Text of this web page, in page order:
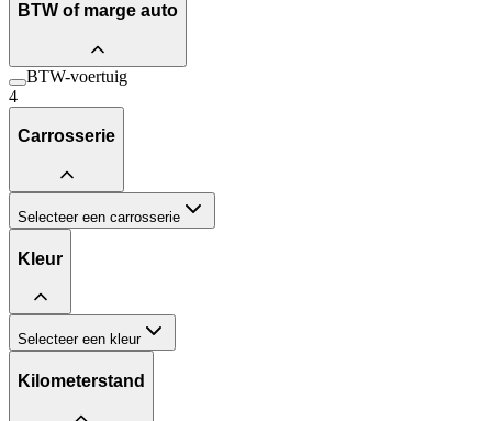
BTW of marge auto
BTW-voertuig
4
Carrosserie
Selecteer een carrosserie
Kleur
Selecteer een kleur
Kilometerstand